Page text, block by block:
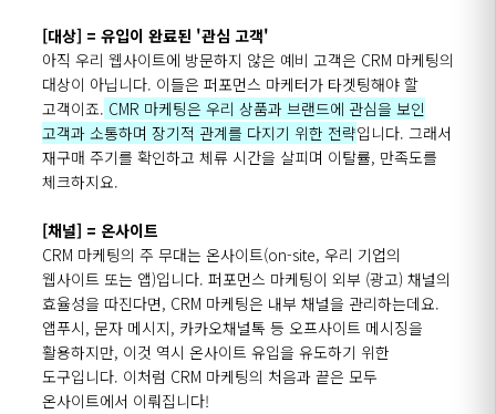
[대상] = 유입이 완료된 '관심 고객'
아직 우리 웹사이트에 방문하지 않은 예비 고객은 CRM 마케팅의
대상이 아닙니다. 이들은 퍼포먼스 마케터가 타겟팅해야 할
고객이죠. CMR 마케팅은 우리 상품과 브랜드에 관심을 보인
고객과 소통하며 장기적 관계를 다지기 위한 전략입니다. 그래서
재구매 주기를 확인하고 체류 시간을 살피며 이탈률, 만족도를
체크하지요.
[채널] = 온사이트
CRM 마케팅의 주 무대는 온사이트(on-site, 우리 기업의
웹사이트 또는 앱)입니다. 퍼포먼스 마케팅이 외부 (광고) 채널의
효율성을 따진다면, CRM 마케팅은 내부 채널을 관리하는데요.
앱푸시, 문자 메시지, 카카오채널톡 등 오프사이트 메시징을
활용하지만, 이것 역시 온사이트 유입을 유도하기 위한
도구입니다. 이처럼 CRM 마케팅의 처음과 끝은 모두
온사이트에서 이뤄집니다!